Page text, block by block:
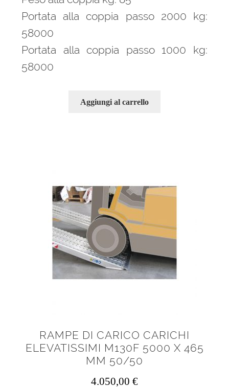
Portata alla coppia passo 2000 kg:
58000
Portata alla coppia passo 1000 kg:
58000
Aggiungi al carrello
RAMPE DI CARICO CARICHI
ELEVATISSIMI M130F 5000 X 465
MM 50/50
4.050,00 €